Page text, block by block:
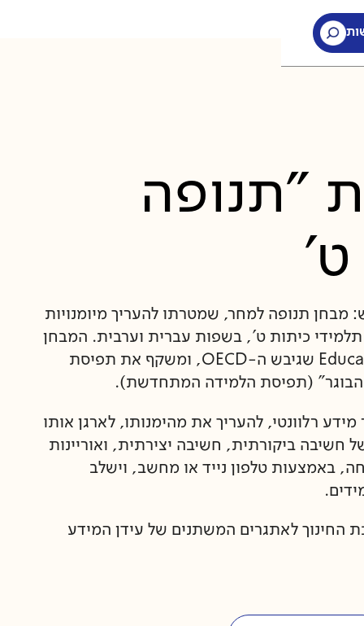
"תנופה
ט'
תנופה למחר, שמטרתו להעריך מיומנויות
תלמידי כיתות ט', בשפות עברית וערבית. המבחן
מתבסס על המסגרת התיאורטית של Education 2030 שגיבש ה-OECD, ומשקף את תפיסת
הבוגר" (תפיסת הלמידה המתחדשת).
רלוונטי, להעריך את מהימנותו, לארגן אותו
חשיבה ביקורתית, חשיבה יצירתית, ואוריינות
באמצעות טלפון נייד או מחשב, וישלב
לאתגרים המשתנים של עידן המידע